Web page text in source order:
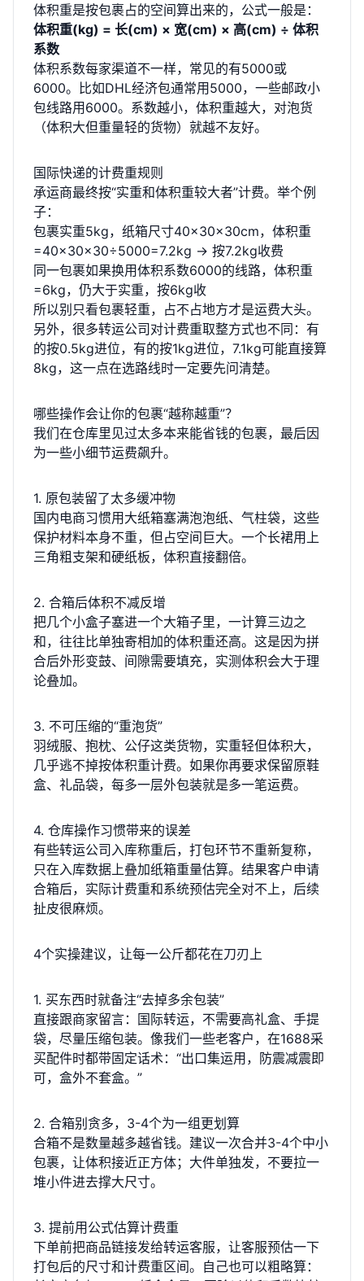
体积重是按包裹占的空间算出来的，公式一般是：
体积重(kg) = 长(cm) × 宽(cm) × 高(cm) ÷ 体积
系数
体积系数每家渠道不一样，常见的有5000或
6000。比如DHL经济包通常用5000，一些邮政小
包线路用6000。系数越小，体积重越大，对泡货
（体积大但重量轻的货物）就越不友好。
国际快递的计费重规则
承运商最终按“实重和体积重较大者”计费。举个例
子：
包裹实重5kg，纸箱尺寸40×30×30cm，体积重
=40×30×30÷5000=7.2kg → 按7.2kg收费
同一包裹如果换用体积系数6000的线路，体积重
=6kg，仍大于实重，按6kg收
所以别只看包裹轻重，占不占地方才是运费大头。
另外，很多转运公司对计费重取整方式也不同：有
的按0.5kg进位，有的按1kg进位，7.1kg可能直接算
8kg，这一点在选路线时一定要先问清楚。
哪些操作会让你的包裹“越称越重”？
我们在仓库里见过太多本来能省钱的包裹，最后因
为一些小细节运费飙升。
1. 原包装留了太多缓冲物
国内电商习惯用大纸箱塞满泡泡纸、气柱袋，这些
保护材料本身不重，但占空间巨大。一个长裙用上
三角粗支架和硬纸板，体积直接翻倍。
2. 合箱后体积不减反增
把几个小盒子塞进一个大箱子里，一计算三边之
和，往往比单独寄相加的体积重还高。这是因为拼
合后外形变鼓、间隙需要填充，实测体积会大于理
论叠加。
3. 不可压缩的“重泡货”
羽绒服、抱枕、公仔这类货物，实重轻但体积大，
几乎逃不掉按体积重计费。如果你再要求保留原鞋
盒、礼品袋，每多一层外包装就是多一笔运费。
4. 仓库操作习惯带来的误差
有些转运公司入库称重后，打包环节不重新复称，
只在入库数据上叠加纸箱重量估算。结果客户申请
合箱后，实际计费重和系统预估完全对不上，后续
扯皮很麻烦。
4个实操建议，让每一公斤都花在刀刃上
1. 买东西时就备注“去掉多余包装”
直接跟商家留言：国际转运，不需要高礼盒、手提
袋，尽量压缩包装。像我们一些老客户，在1688采
买配件时都带固定话术：“出口集运用，防震减震即
可，盒外不套盒。”
2. 合箱别贪多，3-4个为一组更划算
合箱不是数量越多越省钱。建议一次合并3-4个中小
包裹，让体积接近正方体；大件单独发，不要拉一
堆小件进去撑大尺寸。
3. 提前用公式估算计费重
下单前把商品链接发给转运客服，让客服预估一下
打包后的尺寸和计费重区间。自己也可以粗略算：